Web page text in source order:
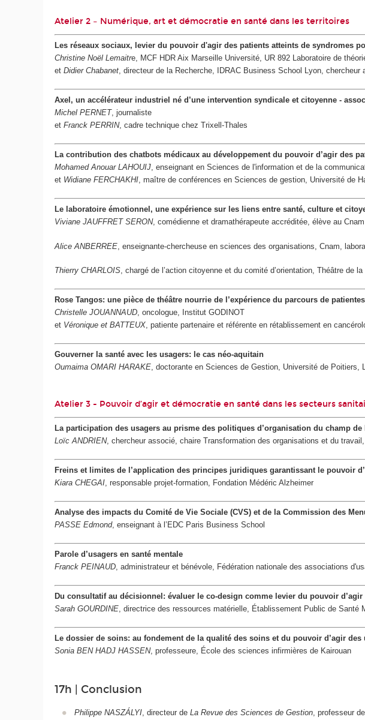
Atelier 2 – Numérique, art et démocratie en santé dans les territoires
Les réseaux sociaux, levier du pouvoir d'agir des patients atteints de syndromes
Christine Noël Lemaitre, MCF HDR Aix Marseille Université, UR 892 Laboratoire de
etDidier Chabanet, directeur de la Recherche, IDRAC Business School Lyon, chercheur
Axel, un accélérateur industriel né d’une intervention syndicale et citoyenne -
Michel PERNET, journaliste
etFranck PERRIN, cadre technique chez Trixell-Thales
La contribution des chatbots médicaux au développement du pouvoir d’agir des
Mohamed Anouar LAHOUIJ, enseignant en Sciences de l'information et de la
et Widiane FERCHAKHI, maître de conférences en Sciences de gestion, Université de
Le laboratoire émotionnel, une expérience sur les liens entre santé, culture et
Viviane JAUFFRET SERON, comédienne et dramathérapeute accréditée, élève au
Alice ANBERREE , enseignante-chercheuse en sciences des organisations, Cnam,
Thierry CHARLOIS, chargé de l’action citoyenne et du comité d’orientation, Théâtre de la
Rose Tangos: une pièce de théâtre nourrie de l’expérience du parcours de
Christelle JOUANNAUD, oncologue, Institut GODINOT
et Véronique et BATTEUX, patiente partenaire et référente en rétablissement en
Gouverner la santé avec les usagers: le cas néo-aquitain
Oumaima OMARI HARAKE, doctorante en Sciences de Gestion, Université de Poitiers,
Atelier 3 - Pouvoir d’agir et démocratie en santé dans les secteurs
La participation des usagers au prisme des politiques d’organisation du champ
Loïc ANDRIEN, chercheur associé, chaire Transformation des organisations et du
Freins et limites de l’application des principes juridiques garantissant le pouvoir
Kiara CHEGAI, responsable projet-formation, Fondation Médéric Alzheimer
Analyse des impacts du Comité de Vie Sociale (CVS) et de la Commission des
PASSE Edmond, enseignant à l’EDC Paris Business School
Parole d’usagers en santé mentale
Franck PEINAUD, administrateur et bénévole, Fédération nationale des associations
Du consultatif au décisionnel: évaluer le co-design comme levier du pouvoir
Sarah GOURDINE, directrice des ressources matérielle, Établissement Public de Santé
Le dossier de soins: au fondement de la qualité des soins et du pouvoir d’agir des
Sonia BEN HADJ HASSEN, professeure, École des sciences infirmières de Kairouan
17h | Conclusion
Philippe NASZÁLYI, directeur de La Revue des Sciences de Gestion, professeur